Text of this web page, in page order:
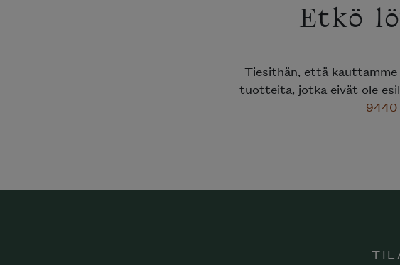
Etkö
Tiesithän, että kauttamme
tuotteita, jotka eivät ole
9440